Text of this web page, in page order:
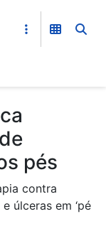
pés
contra
úlceras em ‘pé